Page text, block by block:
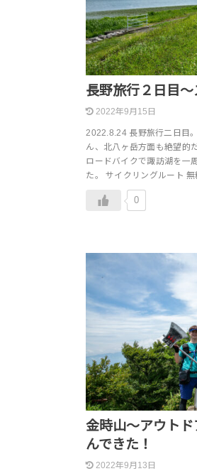
長野旅行２日目
2022年9月15日
2022.8.24 長野旅行二日目
ん、北八ヶ岳方面も絶望的
ロードバイクで諏訪湖を一
た。 サイクリングルート 無
0
金時山～アウト
んできた！
2022年9月13日